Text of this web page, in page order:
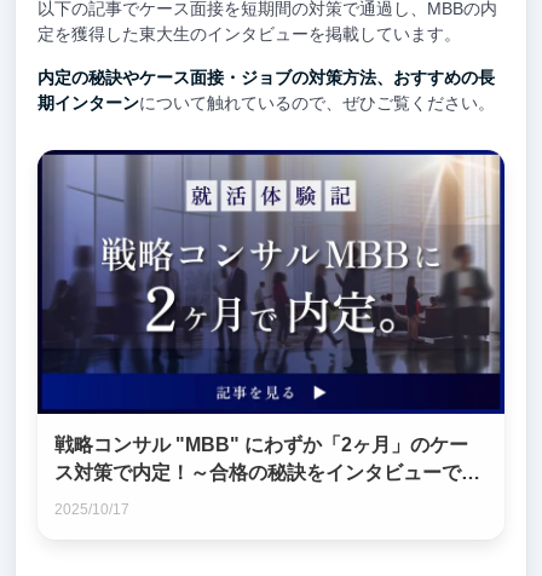
以下の記事でケース面接を短期間の対策で通過し、MBBの内
定を獲得した東大生のインタビューを掲載しています。
内定の秘訣やケース面接・ジョブの対策方法、おすすめの長
期インターンについて触れているので、ぜひご覧ください。
戦略コンサル "MBB" にわずか「2ヶ月」のケー
ス対策で内定！～合格の秘訣をインタビューで徹
底解明～
2025/10/17